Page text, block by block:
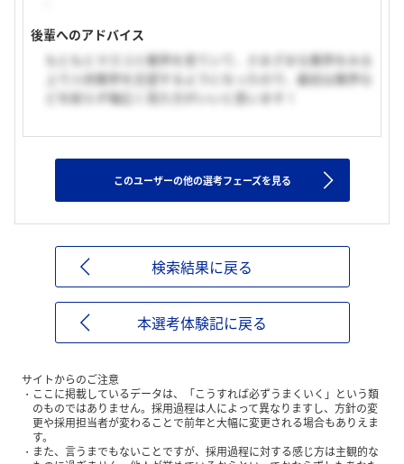
後輩へのアドバイス
もともとマスコミ業界を見ていて、さまざまな業界をみる
上で人材業界を志望するようになったので、最初は業界な
どを絞らず幅広く見た方がいいと思います！
このユーザーの他の選考フェーズを見る
検索結果に戻る
本選考体験記に戻る
サイトからのご注意
ここに掲載しているデータは、「こうすれば必ずうまくいく」という類
のものではありません。採用過程は人によって異なりますし、方針の変
更や採用担当者が変わることで前年と大幅に変更される場合もありえま
す。
また、言うまでもないことですが、採用過程に対する感じ方は主観的な